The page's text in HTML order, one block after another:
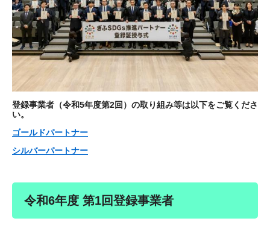
登録事業者（令和5年度第2回）の取り組み等は以下をご覧くださ
い。
ゴールドパートナー
シルバーパートナー
令和6年度 第1回登録事業者